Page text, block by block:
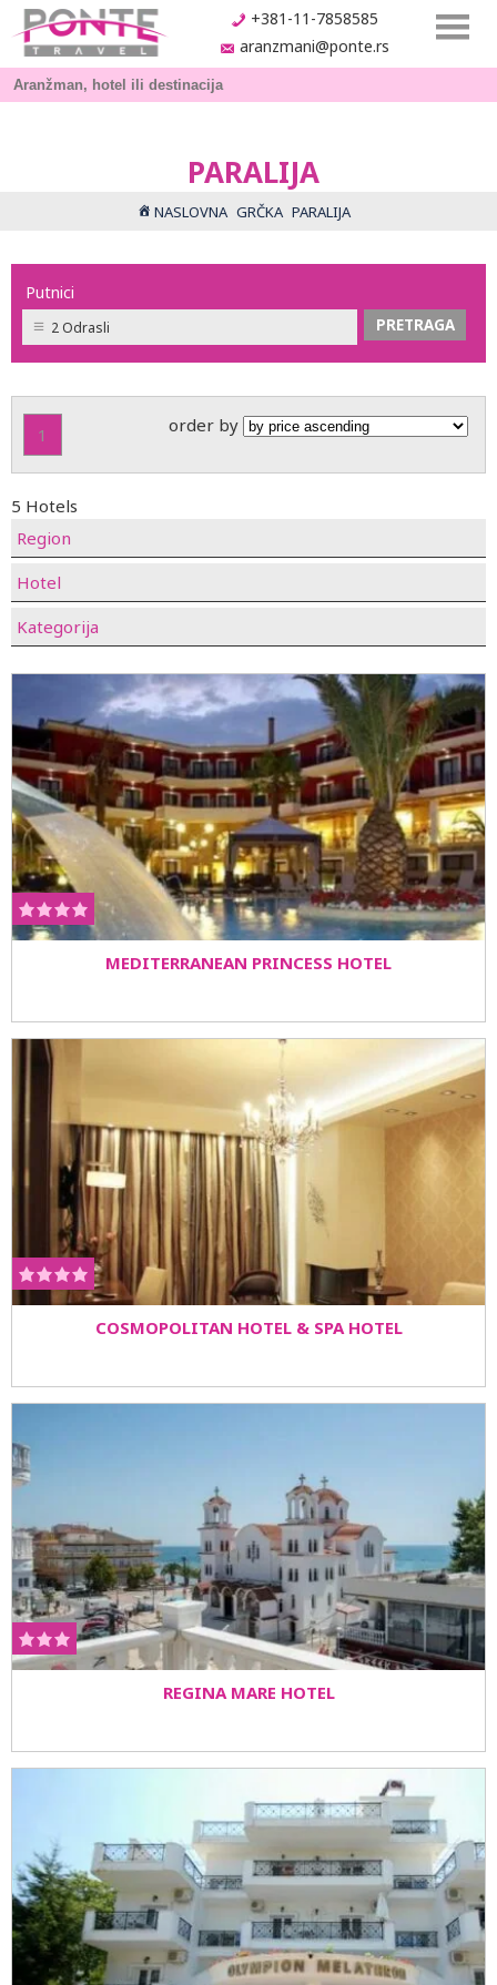
+381-11-7858585
aranzmani@ponte.rs
PARALIJA
NASLOVNA GRČKA PARALIJA
Putnici
2 Odrasli
1 order by
5 Hotels
Region
Hotel
Kategorija
MEDITERRANEAN PRINCESS HOTEL
COSMOPOLITAN HOTEL & SPA HOTEL
REGINA MARE HOTEL